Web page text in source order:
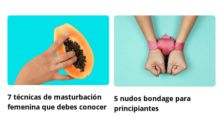
7 técnicas de masturbación
femenina que debes conocer
5 nudos bondage para
principiantes